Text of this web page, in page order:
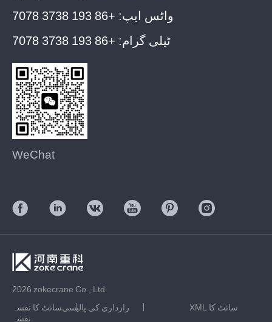
واٹس ایپ: +86 193 3738 7078
ٹیلی گرام: +86 193 3738 7078
WeChat
2026 zokecrane Co., Ltd.
رازداری کی پالیسیسائٹ کا نقشہ
XML سائٹ کا
نقشہ